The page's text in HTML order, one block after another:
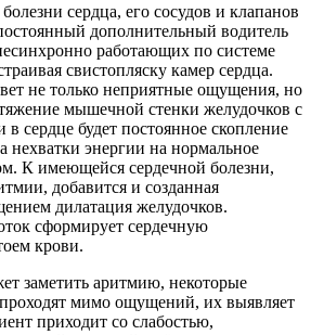
сердца, его сосудов и клапанов
дополнительный водитель
работающих по системе
свистопляску камер сердца.
не только неприятные ощущения, но
мышечной стенки желудочков с
сердце будет постоянное скопление
нехватки энергии на нормальное
К имеющейся сердечной болезни,
добавится и созданная
дилатация желудочков.
сформирует сердечную
крови.
заметить аритмию, некоторые
мимо ощущений, их выявляет
приходит со слабостью,